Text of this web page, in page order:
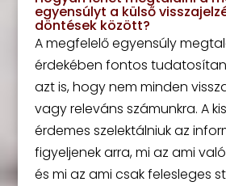
egyensúlyt a külső
döntések között?
A megfelelő egyensúly
érdekében fontos
azt is, hogy nem minden
vagy releváns számunkra. A
érdemes szelektálniuk az
figyeljenek arra, mi az ami
és mi az ami csak felesleges